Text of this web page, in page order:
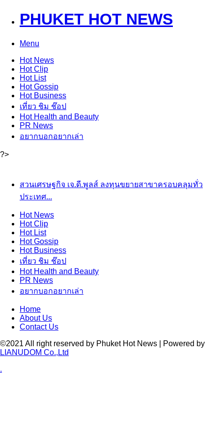
PHUKET HOT NEWS
Menu
HotNews
HotClip
HotList
HotGossip
HotBusiness
เที่ยว ชิม ช๊อป
HotHealth and Beauty
PR News
อยากบอกอยากเล่า
?>
สวนเศรษฐกิจ เจ.ดี.พูลส์ ลงทุนขยายสาขาครอบคลุมทั่ว
ประเทศ...
HotNews
HotClip
HotList
HotGossip
HotBusiness
เที่ยว ชิม ช๊อป
HotHealth and Beauty
PR News
อยากบอกอยากเล่า
Home
About Us
Contact Us
©2021 All right reserved by Phuket Hot News | Powered by
LIANUDOM Co.,Ltd
.